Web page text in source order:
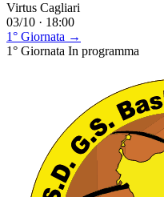
Virtus Cagliari
03/10 · 18:00
1° Giornata →
1° Giornata In programma